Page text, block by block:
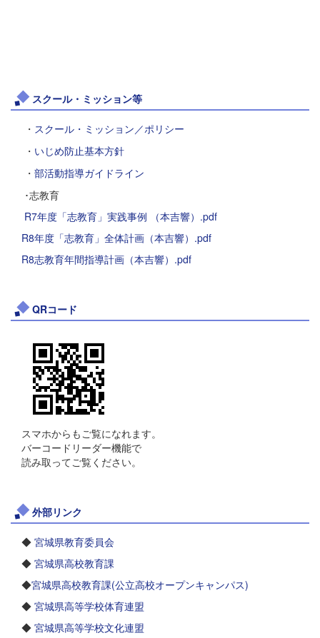
スクール・ミッション等
・ スクール・ミッション／ポリシー
・ いじめ防止基本方針
・ 部活動指導ガイドライン
･志教育
R7年度「志教育」実践事例 （本吉響）.pdf
R8年度「志教育」全体計画（本吉響）.pdf
R8志教育年間指導計画（本吉響）.pdf
QRコード
スマホからもご覧になれます。
バーコードリーダー機能で
読み取ってご覧ください。
外部リンク
◆ 宮城県教育委員会
◆ 宮城県高校教育課
◆宮城県高校教育課(公立高校オープンキャンパス)
◆ 宮城県高等学校体育連盟
◆ 宮城県高等学校文化連盟